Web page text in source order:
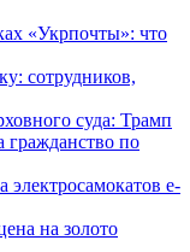
«Укрпочты»: что
сотрудников,
суда: Трамп
гражданство по
электросамокатов e-
на золото